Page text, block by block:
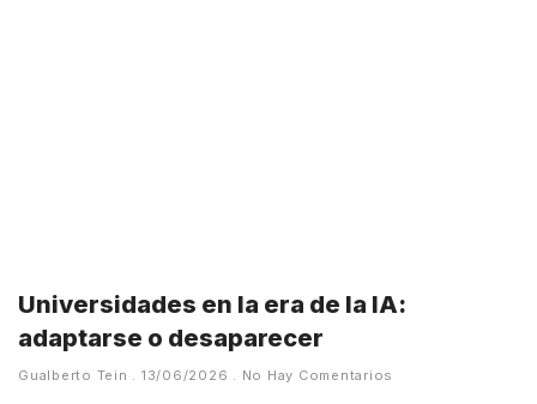
Universidades en la era de la IA:
adaptarse o desaparecer
Gualberto Tein 13/06/2026 No Hay Comentarios